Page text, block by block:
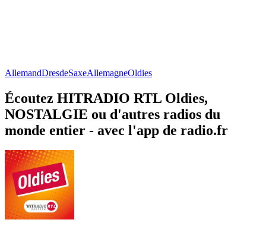
AllemandDresdeSaxeAllemagneOldies
Écoutez HITRADIO RTL Oldies,
NOSTALGIE ou d'autres radios du
monde entier - avec l'app de radio.fr